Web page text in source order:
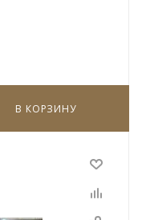
В КОРЗИНУ